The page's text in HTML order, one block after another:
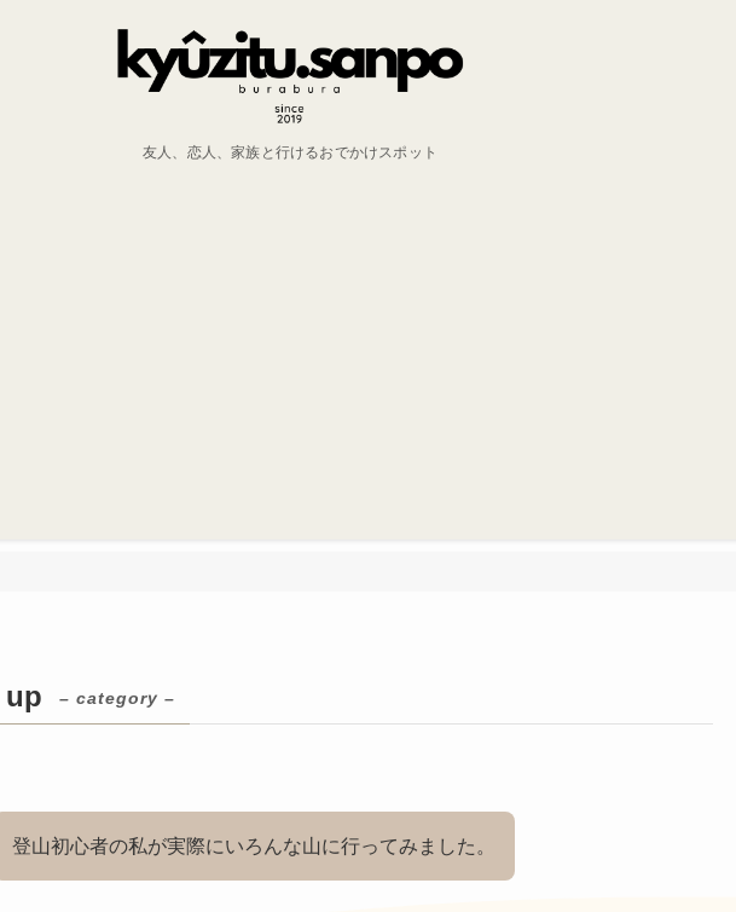
友人、恋人、家族と行けるおでかけスポット
up – category –
登山初心者の私が実際にいろんな山に行ってみました。